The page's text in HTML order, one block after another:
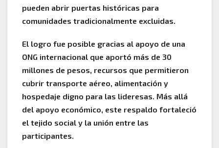
pueden abrir puertas históricas para
comunidades tradicionalmente excluidas.
El logro fue posible gracias al apoyo de una
ONG internacional que aportó más de 30
millones de pesos, recursos que permitieron
cubrir transporte aéreo, alimentación y
hospedaje digno para las lideresas. Más allá
del apoyo económico, este respaldo fortaleció
el tejido social y la unión entre las
participantes.